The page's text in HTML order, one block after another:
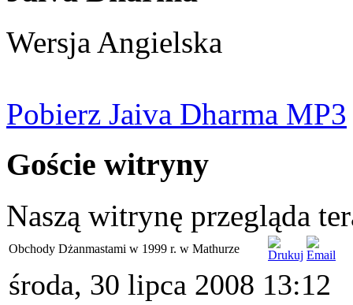
Wersja Angielska
Pobierz Jaiva Dharma MP3
Goście witryny
Naszą witrynę przegląda
Obchody Dżanmastami w 1999 r. w Mathurze
środa, 30 lipca 2008 13:12